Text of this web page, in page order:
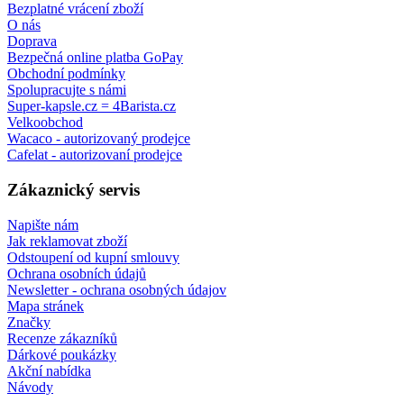
Bezplatné vrácení zboží
O nás
Doprava
Bezpečná online platba GoPay
Obchodní podmínky
Spolupracujte s námi
Super-kapsle.cz = 4Barista.cz
Velkoobchod
Wacaco - autorizovaný prodejce
Cafelat - autorizovaní prodejce
Zákaznický servis
Napište nám
Jak reklamovat zboží
Odstoupení od kupní smlouvy
Ochrana osobních údajů
Newsletter - ochrana osobných údajov
Mapa stránek
Značky
Recenze zákazníků
Dárkové poukázky
Akční nabídka
Návody